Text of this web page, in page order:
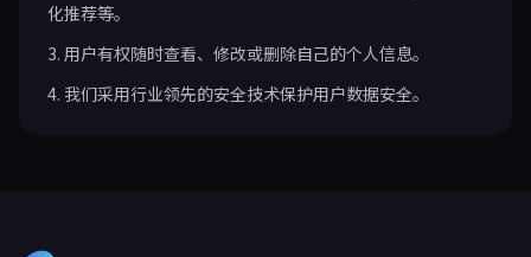
化推荐等。
3. 用户有权随时查看、修改或删除自己的个人信息。
4. 我们采用行业领先的安全技术保护用户数据安全。